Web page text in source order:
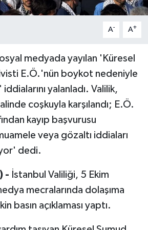
A- A+
medyada yayılan 'Küresel
E.Ö.'nün boykot nedeniyle
iddialarını yalanladı. Valilik,
coşkuyla karşılandı; E.Ö.
kayıp başvurusu
veya gözaltı iddiaları
dedi.
- İstanbul Valiliği, 5 Ekim
mecralarında dolaşıma
basın açıklaması yaptı.